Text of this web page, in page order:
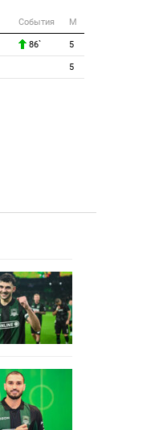
События М
86` 5
5